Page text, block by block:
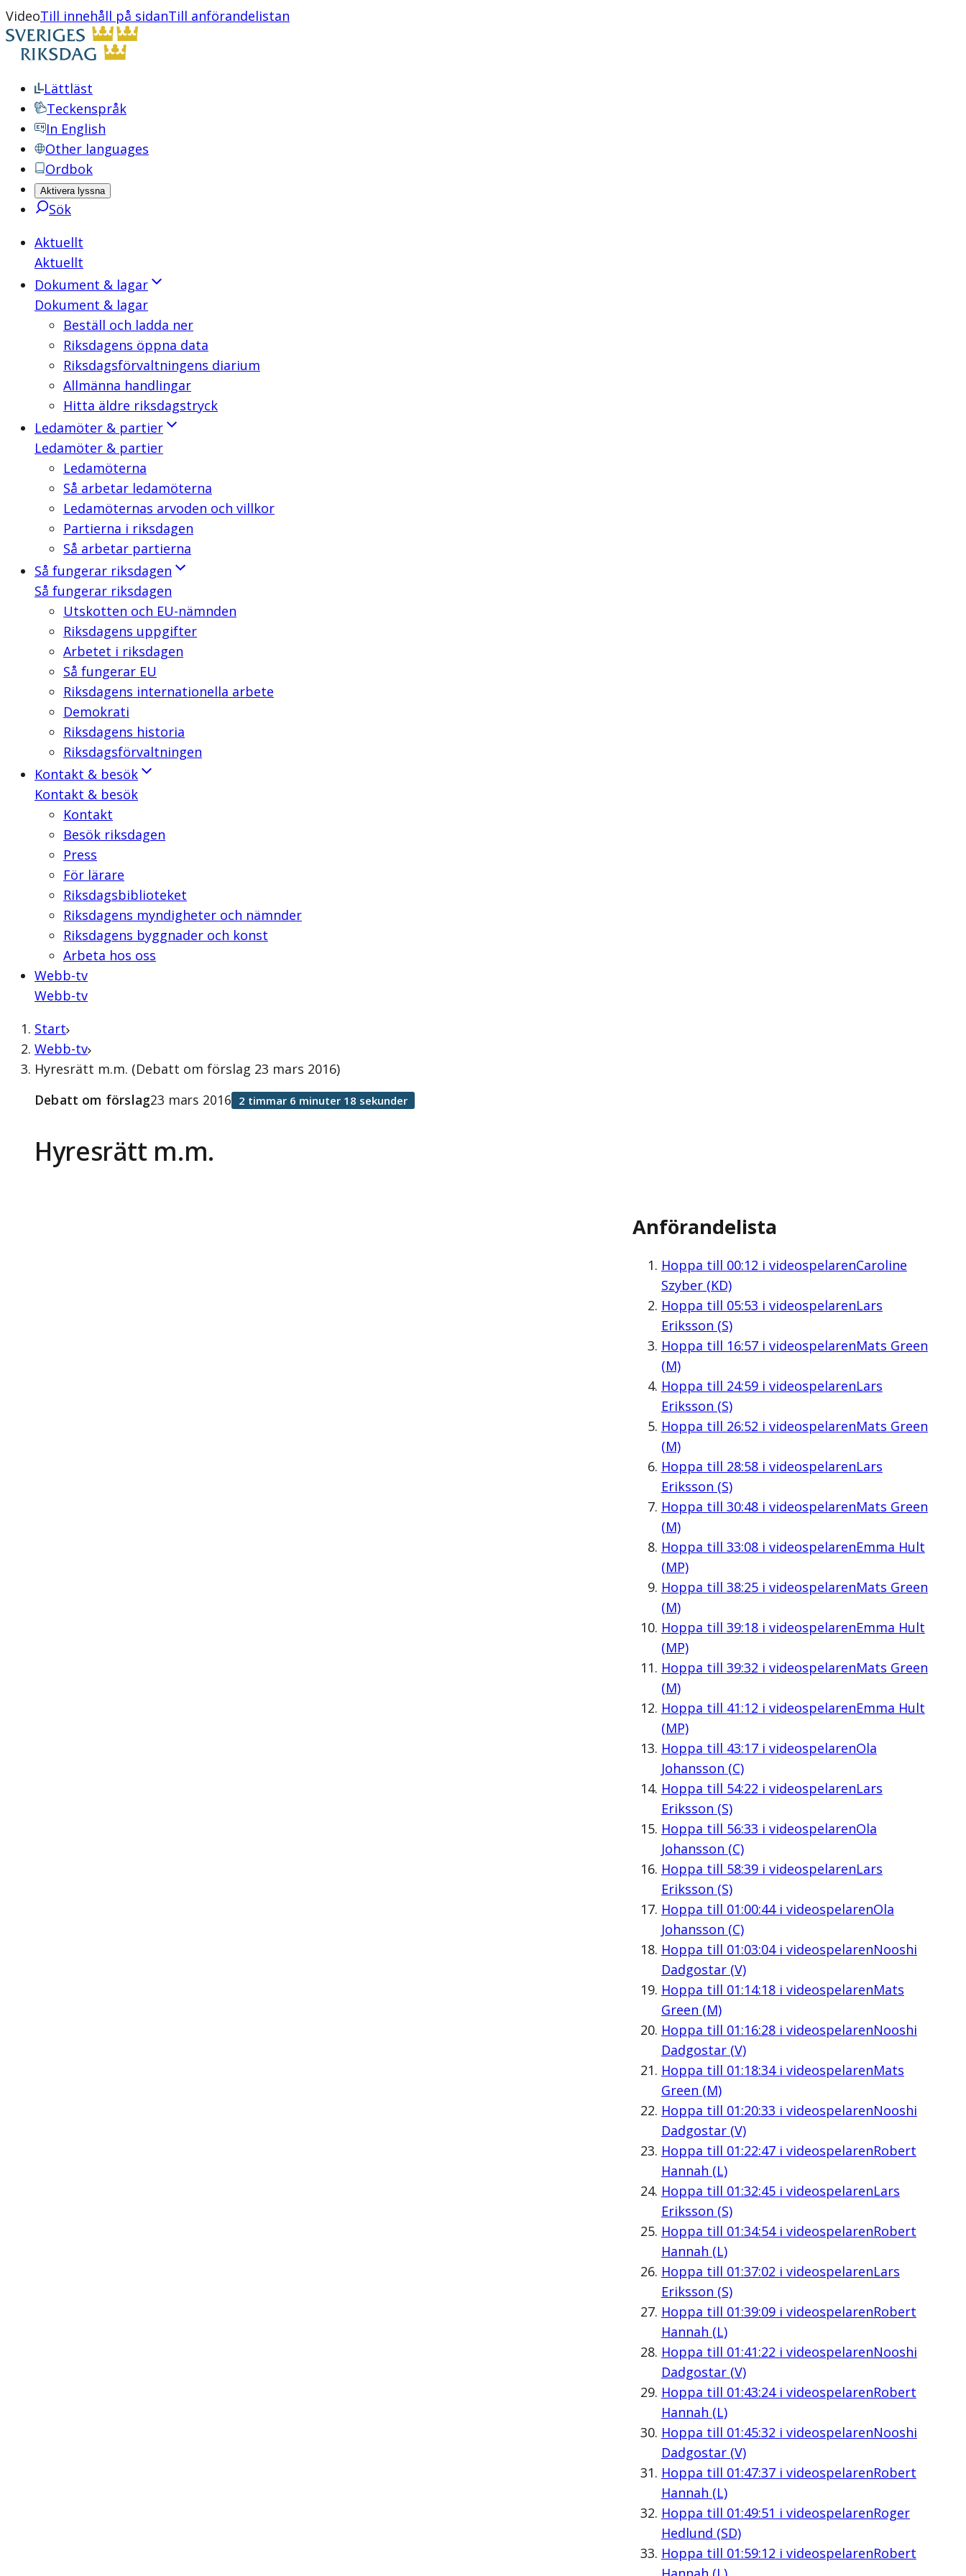
VideoTill innehåll på sidanTill anförandelistan
Lättläst
Teckenspråk
In English
Other languages
Ordbok
Aktivera lyssna
Sök
Aktuellt
Aktuellt
Dokument & lagar
Dokument & lagar
Beställ och ladda ner
Riksdagens öppna data
Riksdagsförvaltningens diarium
Allmänna handlingar
Hitta äldre riksdagstryck
Ledamöter & partier
Ledamöter & partier
Ledamöterna
Så arbetar ledamöterna
Ledamöternas arvoden och villkor
Partierna i riksdagen
Så arbetar partierna
Så fungerar riksdagen
Så fungerar riksdagen
Utskotten och EU-nämnden
Riksdagens uppgifter
Arbetet i riksdagen
Så fungerar EU
Riksdagens internationella arbete
Demokrati
Riksdagens historia
Riksdagsförvaltningen
Kontakt & besök
Kontakt & besök
Kontakt
Besök riksdagen
Press
För lärare
Riksdagsbiblioteket
Riksdagens myndigheter och nämnder
Riksdagens byggnader och konst
Arbeta hos oss
Webb-tv
Webb-tv
Start
Webb-tv
Hyresrätt m.m. (Debatt om förslag 23 mars 2016)
Hyresrätt m.m.
Debatt om förslag23 mars 2016 2 timmar 6 minuter 18 sekunder
Anförandelista
Hoppa till 00:12 i videospelarenCaroline
Szyber (KD)
Hoppa till 05:53 i videospelarenLars
Eriksson (S)
Hoppa till 16:57i videospelarenMats Green
(M)
Hoppa till 24:59i videospelarenLars
Eriksson (S)
Hoppa till 26:52 i videospelarenMats Green
(M)
Hoppa till 28:58i videospelarenLars
Eriksson (S)
Hoppa till 30:48i videospelarenMats Green
(M)
Hoppa till 33:08i videospelarenEmma Hult
(MP)
Hoppa till 38:25i videospelarenMats Green
(M)
Hoppa till 39:18i videospelarenEmma Hult
(MP)
Hoppa till 39:32 i videospelarenMats Green
(M)
Hoppa till 41:12 i videospelarenEmma Hult
(MP)
Hoppa till 43:17i videospelarenOla
Johansson (C)
Hoppa till 54:22 i videospelarenLars
Eriksson (S)
Hoppa till 56:33 i videospelarenOla
Johansson (C)
Hoppa till 58:39i videospelarenLars
Eriksson (S)
Hoppa till 01:00:44i videospelarenOla
Johansson (C)
Hoppa till 01:03:04i videospelarenNooshi
Dadgostar (V)
Hoppa till 01:14:18i videospelarenMats
Green (M)
Hoppa till 01:16:28i videospelarenNooshi
Dadgostar (V)
Hoppa till 01:18:34i videospelarenMats
Green (M)
Hoppa till 01:20:33 i videospelarenNooshi
Dadgostar (V)
Hoppa till 01:22:47i videospelarenRobert
Hannah (L)
Hoppa till 01:32:45i videospelarenLars
Eriksson (S)
Hoppa till 01:34:54i videospelarenRobert
Hannah (L)
Hoppa till 01:37:02 i videospelarenLars
Eriksson (S)
Hoppa till 01:39:09i videospelarenRobert
Hannah (L)
Hoppa till 01:41:22 i videospelarenNooshi
Dadgostar (V)
Hoppa till 01:43:24i videospelarenRobert
Hannah (L)
Hoppa till 01:45:32 i videospelarenNooshi
Dadgostar (V)
Hoppa till 01:47:37i videospelarenRobert
Hannah (L)
Hoppa till 01:49:51 i videospelarenRoger
Hedlund (SD)
Hoppa till 01:59:12 i videospelarenRobert